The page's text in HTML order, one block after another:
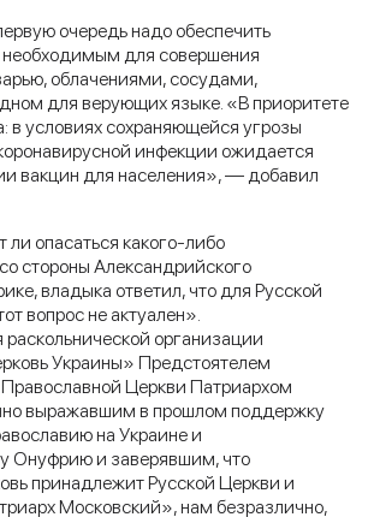
очередь надо обеспечить
необходимым для совершения
облачениями, сосудами,
для верующих языке. «В приоритете
в условиях сохраняющейся угрозы
инфекции ожидается
вакцин для населения», — добавил
ли опасаться какого-либо
стороны Александрийского
владыка ответил, что для Русской
вопрос не актуален».
организации
Украины» Предстоятелем
Церкви Патриархом
выражавшим в прошлом поддержку
на Украине и
Онуфрию и заверявшим, что
принадлежит Русской Церкви и
Московский», нам безразлично,